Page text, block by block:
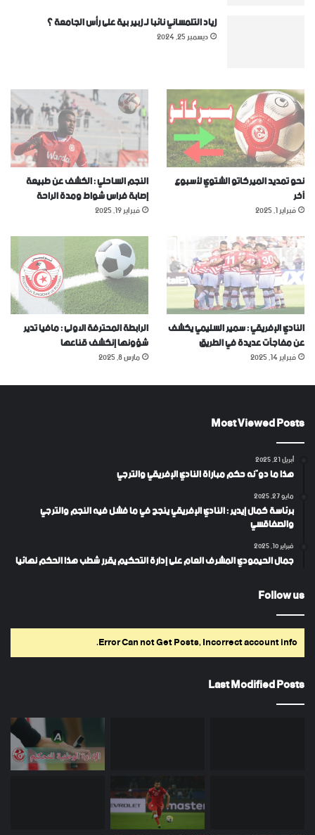
زياد التلمساني نائبا لـ زبير بية على رأس الجامعة ؟
ديسمبر 25, 2024
نحو تمديد الميركاتو الشتوي لأسبوع
آخر
فبراير 1, 2025
النجم الساحلي : الكشف عن طبيعة
إصابة فراس شواط ومدة الراحة
فبراير 19, 2025
النادي الإفريقي : سمير السليمي يكشف
عن مفاجآت عديدة في الطريق
فبراير 14, 2025
الرابطة المحترفة الاولى : مافيا تدير
شؤونها إنكشف قناعها
مارس 8, 2025
Most Viewed Posts
أبريل 21, 2025
هذا ما دوّنه حكم مباراة النادي الإفريقي والترجي
مايو 27, 2025
برئاسة كمال إيدير : النادي الإفريقي ينجح في ما فشل فيه النجم والترجي
والصفاقسي
فبراير 10, 2025
جمال الحيمودي المشرف العام على إدارة التحكيم يقرر شطب هذا الحكم نهائيا
Follow us
Error Can not Get Posts, Incorrect account info.
Last Modified Posts